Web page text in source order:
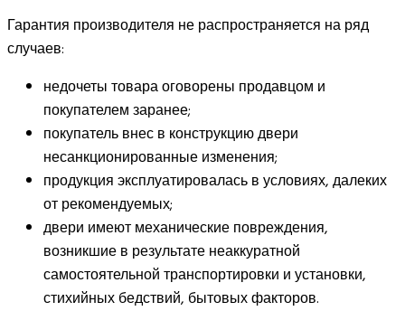
Гарантия производителя не распространяется на ряд
случаев:
недочеты товара оговорены продавцом и
покупателем заранее;
покупатель внес в конструкцию двери
несанкционированные изменения;
продукция эксплуатировалась в условиях, далеких
от рекомендуемых;
двери имеют механические повреждения,
возникшие в результате неаккуратной
самостоятельной транспортировки и установки,
стихийных бедствий, бытовых факторов.